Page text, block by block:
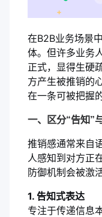
在B2B业务场景
体。但许多业务
正式，显得生硬
方产生被推销的
在一条可被把握
一、区分“告知”
推销感通常来自
人感知到对方正
防御机制会被激活
1. 告知式表达
专注于传递信息